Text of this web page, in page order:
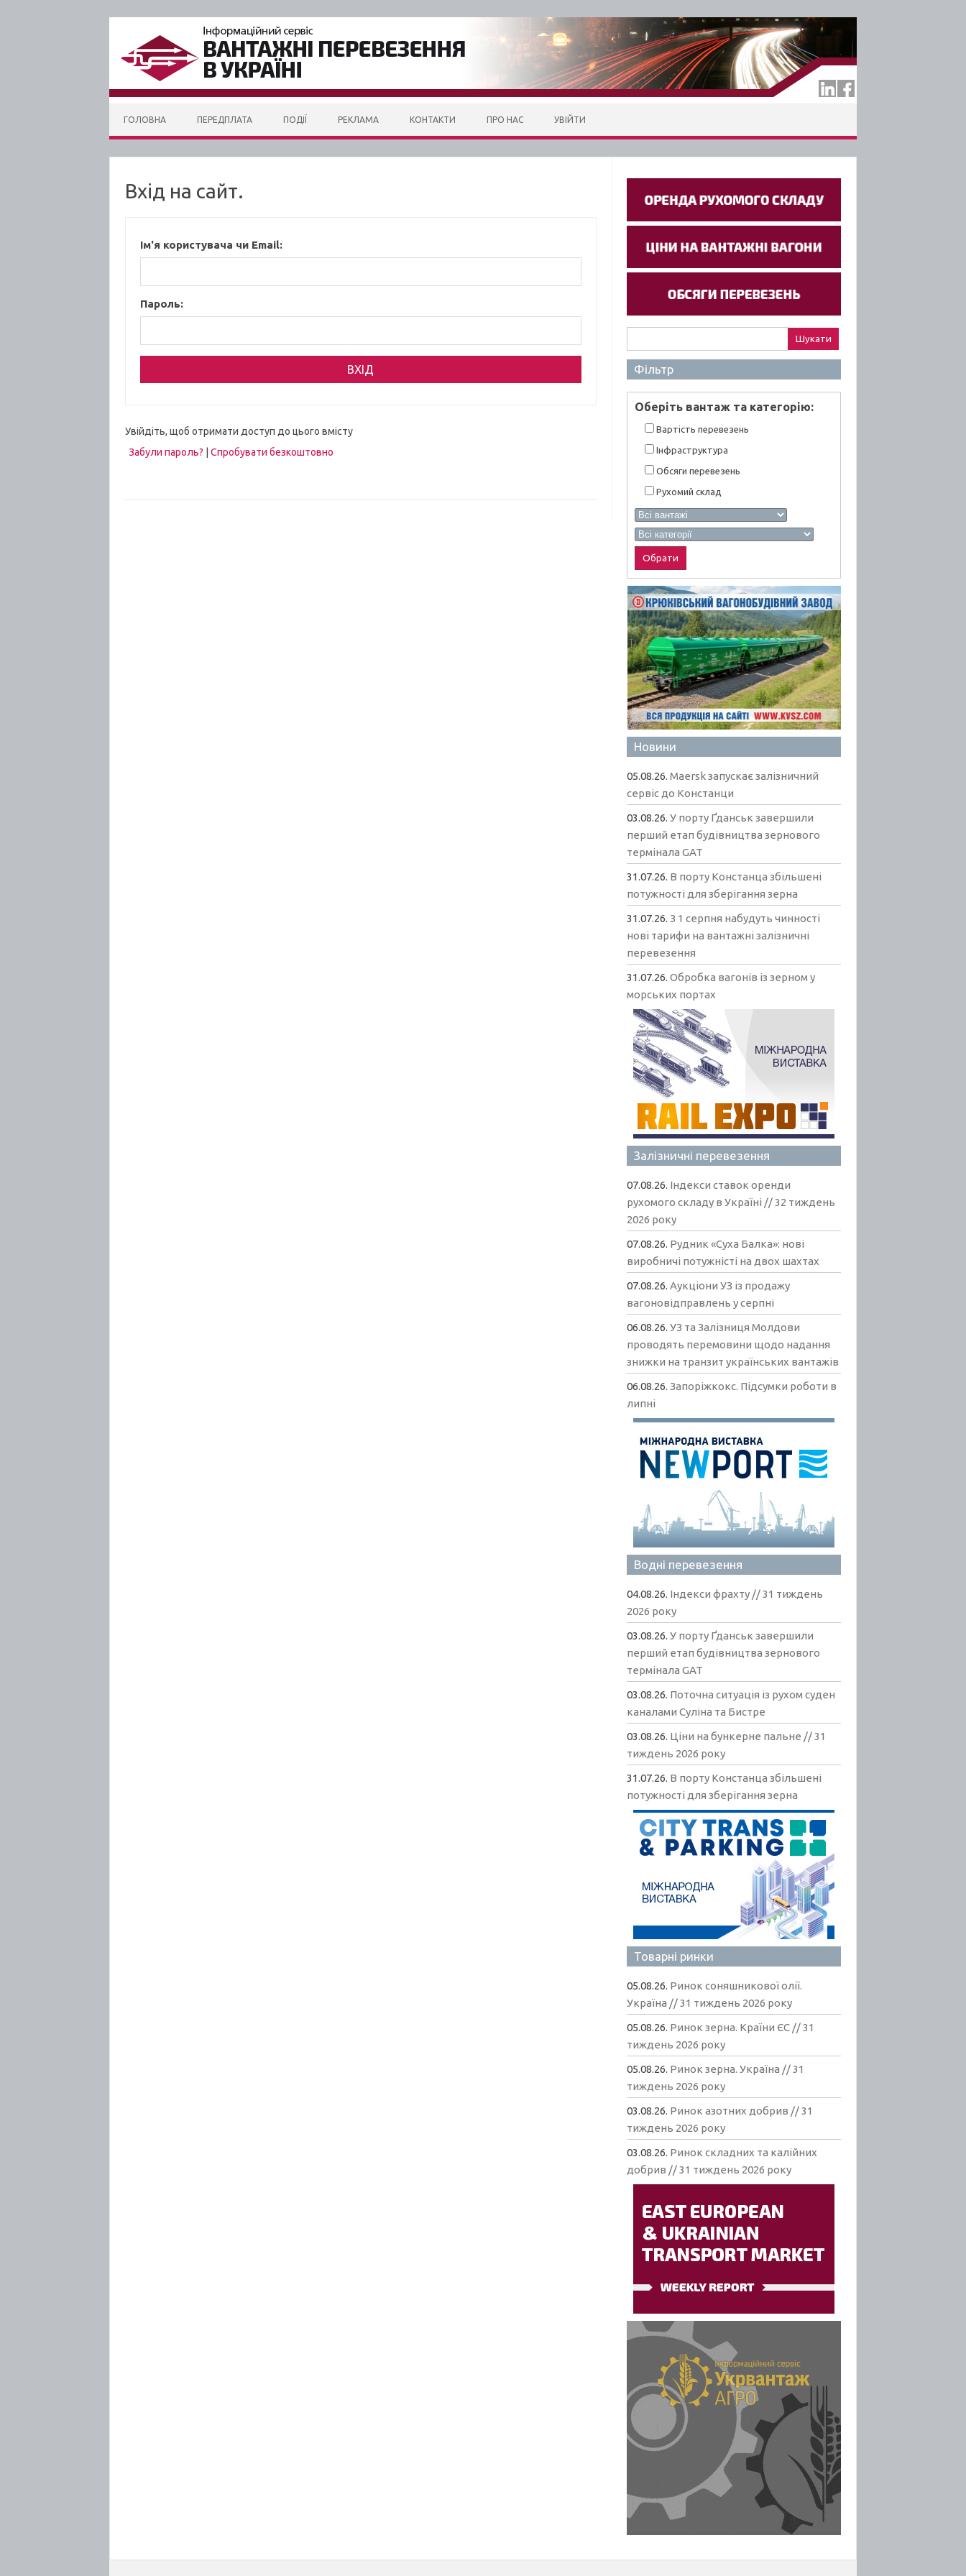
ГОЛОВНА ПЕРЕДПЛАТА ПОДІЇ РЕКЛАМА КОНТАКТИ ПРО НАС УВІЙТИ
Вхід на сайт.
Ім'я користувача чи Email:
Пароль:
Увійдіть, щоб отримати доступ до цього вмісту
Забули пароль?
Спробувати безкоштовно
Фільтр
Оберiть вантаж та категорiю:
Вартiсть перевезень
Інфраструктура
Обсяги перевезень
Рухомий склад
Новини
05.08.26.Maersk запускає залізничний
сервіс до Констанци
03.08.26.У порту Ґданськ завершили
перший етап будівництва зернового
термінала GAT
31.07.26. В порту Констанца збільшені
потужності для зберігання зерна
31.07.26.З 1 серпня набудуть чинності
нові тарифи на вантажні залізничні
перевезення
31.07.26.Обробка вагонів із зерном у
морських портах
Залізничні перевезення
07.08.26. Індекси ставок оренди
рухомого складу в Україні // 32 тиждень
2026 року
07.08.26. Рудник «Суха Балка»: нові
виробничі потужністі на двох шахтах
07.08.26.Аукціони УЗ із продажу
вагоновідправлень у серпні
06.08.26.УЗ та Залізниця Молдови
проводять перемовини щодо надання
знижки на транзит українських вантажів
06.08.26.Запоріжкокс. Підсумки роботи в
липні
Водні перевезення
04.08.26. Індекси фрахту // 31 тиждень
2026 року
03.08.26.У порту Ґданськ завершили
перший етап будівництва зернового
термінала GAT
03.08.26. Поточна ситуація із рухом суден
каналами Суліна та Бистре
03.08.26. Ціни на бункерне пальне // 31
тиждень 2026 року
31.07.26. В порту Констанца збільшені
потужності для зберігання зерна
Товарні ринки
05.08.26. Ринок соняшникової олії.
Україна // 31 тиждень 2026 року
05.08.26. Ринок зерна. Країни ЄС // 31
тиждень 2026 року
05.08.26. Ринок зерна. Україна // 31
тиждень 2026 року
03.08.26. Ринок азотних добрив // 31
тиждень 2026 року
03.08.26. Ринок складних та калійних
добрив // 31 тиждень 2026 року